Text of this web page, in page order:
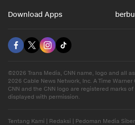
Download Apps
©2026 Trans Media, CNN name, logo and all
2026 Cable News Network, Inc. A Time Warner
CNN and the CNN logo are registered marks of
displayed with permission.
Tentang Kami Redaksi Pedoman Media Siber